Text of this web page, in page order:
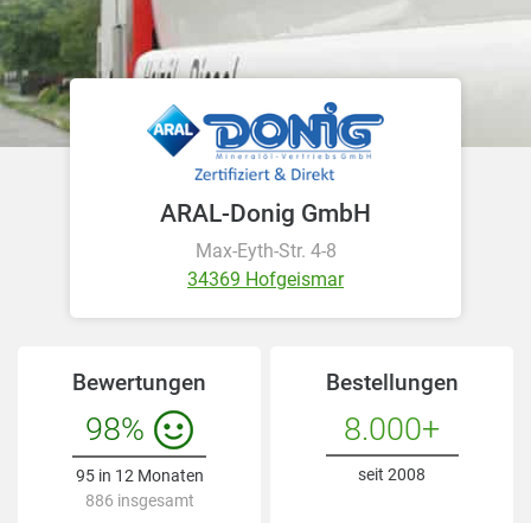
ARAL-Donig GmbH
Max-Eyth-Str. 4-8
34369 Hofgeismar
Bewertungen
98%
95 in 12 Monaten
886 insgesamt
Bestellungen
8.000+
seit 2008